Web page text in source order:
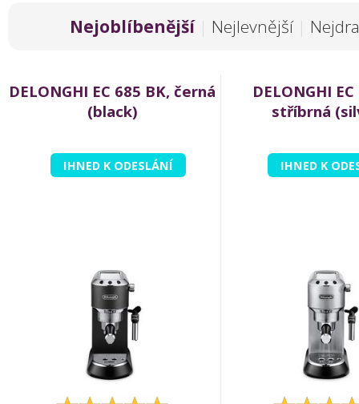
Nejoblíbenější | Nejlevnější |
DELONGHI EC 685 BK, černá
(black)
IHNED K ODESLÁNÍ
DELONGHI
stříbrná
IHNED K